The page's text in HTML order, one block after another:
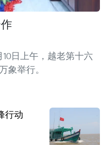
日上午，越老第十六
象举行。
行动